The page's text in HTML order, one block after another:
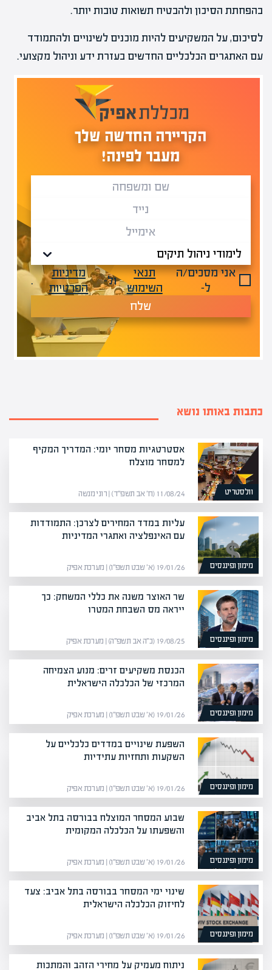
בהפחתת הסיכון ולהבטיח תשואות טובות יותר.
לסיכום, על המשקיעים להיות מוכנים לשינויים ולהתמודד
עם האתגרים הכלכליים החדשים בעזרת ידע וניהול מקצועי.
הקריירה החדשה שלך
מעבר לפינה!
אני מסכים/ה
ל-
תנאי
השימוש
ול-
מדיניות
הפרטיות
.
שלח
כתבות באותו נושא
וולסטריט
אסטרטגיות מסחר יומי: המדריך המקיף
למסחר מוצלח
11/08/24 (ח׳ אב תשפ״ד) | רוני מנשה
מימון ופיננסים
עליות במדד המחירים לצרכן: התמודדות
עם האינפלציה ואתגרי המדיניות
19/01/26 (א׳ שבט תשפ״ו) | מערכת אפיק
מימון ופיננסים
שר האוצר משנה את כללי המשחק: כך
ייראה מס השבחת המטרו
19/08/25 (כ״ה אב תשפ״ה) | מערכת אפיק
מימון ופיננסים
הכנסת משקיעים זרים: מנוע הצמיחה
המרכזי של הכלכלה הישראלית
19/01/26 (א׳ שבט תשפ״ו) | מערכת אפיק
מימון ופיננסים
השפעת שינויים במדדים כלכליים על
השקעות ותחזיות עתידיות
19/01/26 (א׳ שבט תשפ״ו) | מערכת אפיק
מימון ופיננסים
שבוע המסחר המוצלח בבורסה בתל אביב
והשפעתו על הכלכלה המקומית
19/01/26 (א׳ שבט תשפ״ו) | מערכת אפיק
מימון ופיננסים
שינוי ימי המסחר בבורסה בתל אביב: צעד
לחיזוק הכלכלה הישראלית
19/01/26 (א׳ שבט תשפ״ו) | מערכת אפיק
ניתוח מעמיק על מחירי הזהב והמתכות